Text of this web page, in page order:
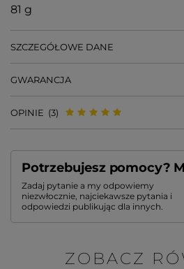
81 g
SZCZEGÓŁOWE DANE
GWARANCJA
OPINIE (3)
Potrzebujesz pomocy?
Zadaj pytanie a my odpowiemy
niezwłocznie, najciekawsze pytania i
odpowiedzi publikując dla innych.
ZOBACZ